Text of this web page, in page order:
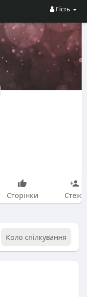
Гість
Сторінки Стежу
Коло спілкування